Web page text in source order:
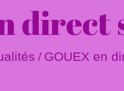
/ GOUEX en